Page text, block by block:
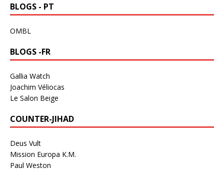
BLOGS - PT
OMBL
BLOGS -FR
Gallia Watch
Joachim Véliocas
Le Salon Beige
COUNTER-JIHAD
Deus Vult
Mission Europa K.M.
Paul Weston